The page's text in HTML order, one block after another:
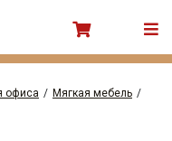
офиса / Мягкая мебель /